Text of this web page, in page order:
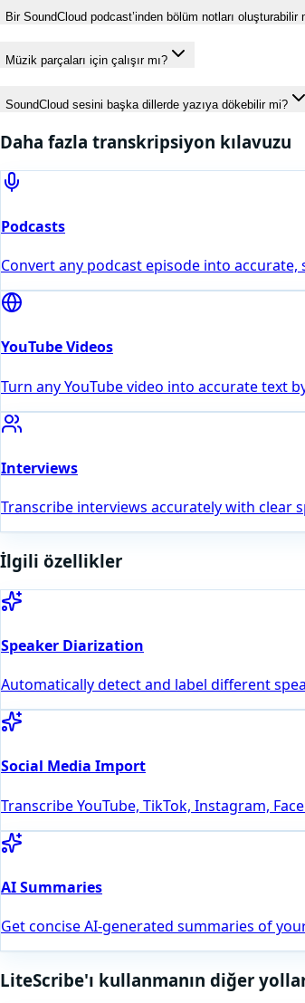
Bir SoundCloud podcast’inden bölüm notları oluşturabilir
Müzik parçaları için çalışır mı?
SoundCloud sesini başka dillerde yazıya dökebilir mi?
Daha fazla transkripsiyon kılavuzu
Podcasts
Convert any podcast episode into
YouTube Videos
Turn any YouTube video into accurate text
Interviews
Transcribe interviews accurately with clear
İlgili özellikler
Speaker Diarization
Automatically detect and label different
Social Media Import
Transcribe YouTube, TikTok, Instagram,
AI Summaries
Get concise AI-generated summaries of
LiteScribe'ı kullanmanın diğer